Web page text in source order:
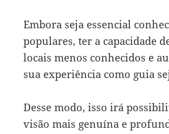
Embora seja essencial
populares, ter a capacidade
locais menos conhecidos e
sua experiência como guia
Desse modo, isso irá
visão mais genuína e